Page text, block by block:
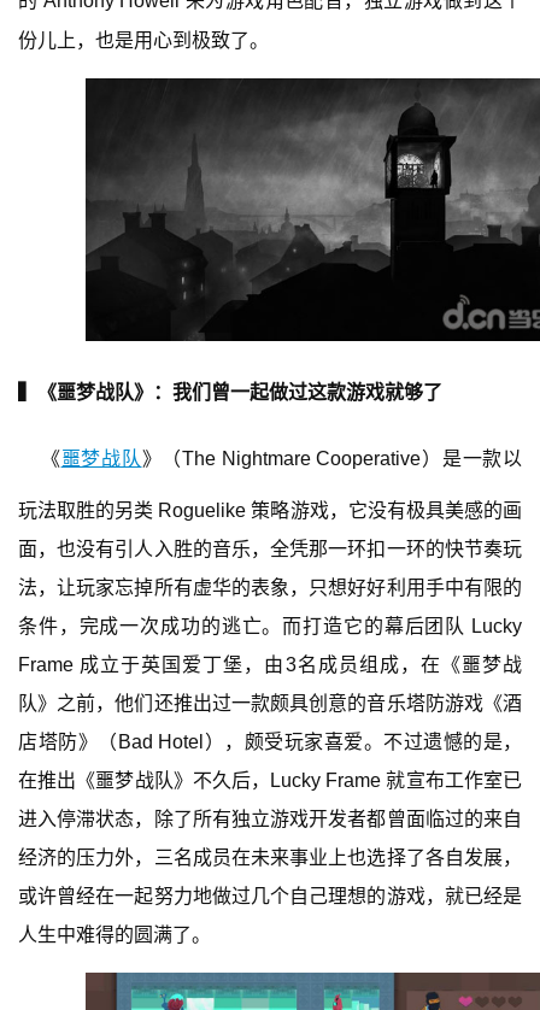
份儿上，也是用心到极致了。
▍《噩梦战队》：我们曾一起做过这款游戏就够了
《噩梦战队 》（The Nightmare Cooperative）是一款以
玩法取胜的另类 Roguelike 策略游戏，它没有极具美感的画
面，也没有引人入胜的音乐，全凭那一环扣一环的快节奏玩
法，让玩家忘掉所有虚华的表象，只想好好利用手中有限的
条件，完成一次成功的逃亡。而打造它的幕后团队 Lucky
Frame 成立于英国爱丁堡，由3名成员组成，在《噩梦战
队》之前，他们还推出过一款颇具创意的音乐塔防游戏《酒
店塔防》（Bad Hotel），颇受玩家喜爱。不过遗憾的是，
在推出《噩梦战队》不久后，Lucky Frame 就宣布工作室已
进入停滞状态，除了所有独立游戏开发者都曾面临过的来自
经济的压力外，三名成员在未来事业上也选择了各自发展，
或许曾经在一起努力地做过几个自己理想的游戏，就已经是
人生中难得的圆满了。